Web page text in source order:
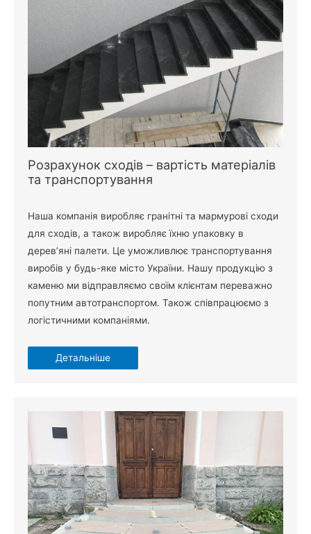
Розрахунок сходів – вартість матеріалів
та транспортування
Наша компанія виробляє гранітні та мармурові сходи
для сходів, а також виробляє їхню упаковку в
дерев’яні палети. Це уможливлює транспортування
виробів у будь-яке місто України. Нашу продукцію з
каменю ми відправляємо своїм клієнтам переважно
попутним автотранспортом. Також співпрацюємо з
логістичними компаніями.
Детальніше